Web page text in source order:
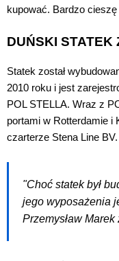
kupować. Bardzo cieszę
DUŃSKI STATEK
Statek został
2010 roku i jest
POL STELLA. Wraz z
portami w Rotterdamie i
czarterze Stena Line BV.
"Choć statek był
jego wyposażenia
Przemysław